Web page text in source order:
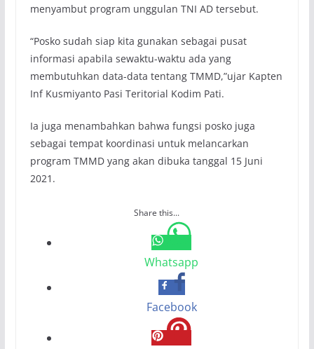
menyambut program unggulan TNI AD tersebut.
“Posko sudah siap kita gunakan sebagai pusat
informasi apabila sewaktu-waktu ada yang
membutuhkan data-data tentang TMMD,”ujar Kapten
Inf Kusmiyanto Pasi Teritorial Kodim Pati.
Ia juga menambahkan bahwa fungsi posko juga
sebagai tempat koordinasi untuk melancarkan
program TMMD yang akan dibuka tanggal 15 Juni
2021.
Share this...
Whatsapp
Facebook